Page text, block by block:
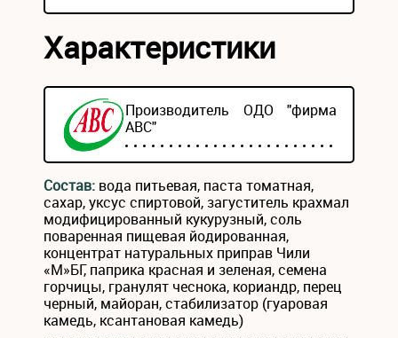
Характеристики
Производитель ОДО "фирма
АВС"
Состав: вода питьевая, паста томатная,
сахар, уксус спиртовой, загуститель крахмал
модифицированный кукурузный, соль
поваренная пищевая йодированная,
концентрат натуральных приправ Чили
«М»БГ, паприка красная и зеленая, семена
горчицы, гранулят чеснока, кориандр, перец
черный, майоран, стабилизатор (гуаровая
камедь, ксантановая камедь)